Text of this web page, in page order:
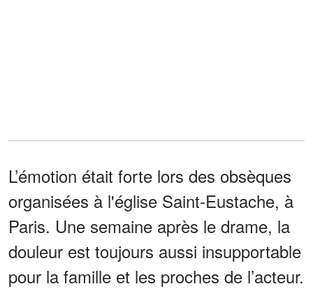
L’émotion était forte lors des obsèques
organisées à l'église Saint-Eustache, à
Paris. Une semaine après le drame, la
douleur est toujours aussi insupportable
pour la famille et les proches de l’acteur.